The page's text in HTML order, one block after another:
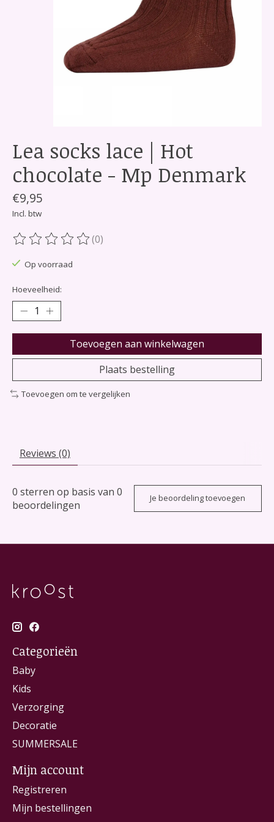
Lea socks lace | Hot
chocolate - Mp Denmark
€9,95
Incl. btw
De beoordeling van dit product is
(0)
Op voorraad
Hoeveelheid:
Toevoegen aan winkelwagen
Plaats bestelling
Toevoegen om te vergelijken
Reviews (0)
0 sterren op basis van 0
beoordelingen
Je beoordeling toevoegen
Categorieën
Baby
Kids
Verzorging
Decoratie
SUMMERSALE
Mijn account
Registreren
Mijn bestellingen